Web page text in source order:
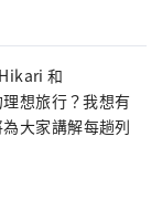
和
想旅行？我想有
大家講解每趟列